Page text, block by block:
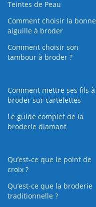
Teintes de Peau
Comment choisir la bonne
aiguille à broder
Comment choisir son
tambour à broder ?
Comment mettre ses fils à
broder sur cartelettes
Le guide complet de la
broderie diamant
Qu’est-ce que le point de
croix ?
Qu’est-ce que la broderie
traditionnelle ?